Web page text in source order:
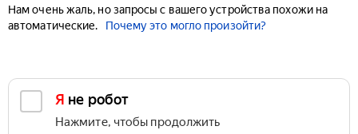
Нам очень жаль, но запросы с вашего устройства похожи на
автоматические.
Почему это могло произойти?
Я не робот
Нажмите, чтобы продолжить